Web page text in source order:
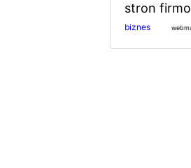
stron
biznes